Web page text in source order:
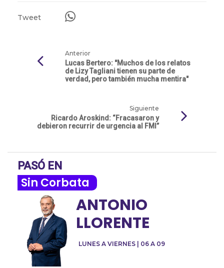
Tweet
Anterior
Lucas Bertero: "Muchos de los relatos
de Lizy Tagliani tienen su parte de
verdad, pero también mucha mentira"
Siguiente
Ricardo Aroskind: “Fracasaron y
debieron recurrir de urgencia al FMI”
PASÓ EN
Sin Corbata
LUNES A VIERNES | 06 A 09
ANTONIO
LLORENTE